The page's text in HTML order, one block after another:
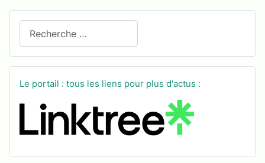
Le portail : tous les liens pour plus d'actus :